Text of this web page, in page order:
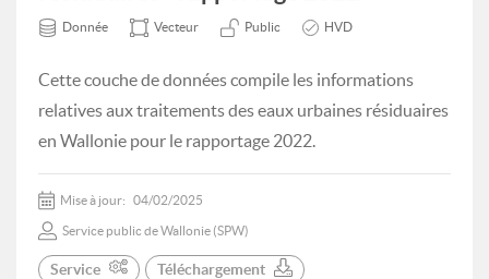
Donnée Vecteur Public HVD
Cette couche de données compile les informations
relatives aux traitements des eaux urbaines résiduaires
en Wallonie pour le rapportage 2022.
Mise à jour: 04/02/2025
Service public de Wallonie (SPW)
Service Téléchargement